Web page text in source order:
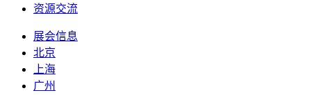
资源交流
展会信息
北京
上海
广州